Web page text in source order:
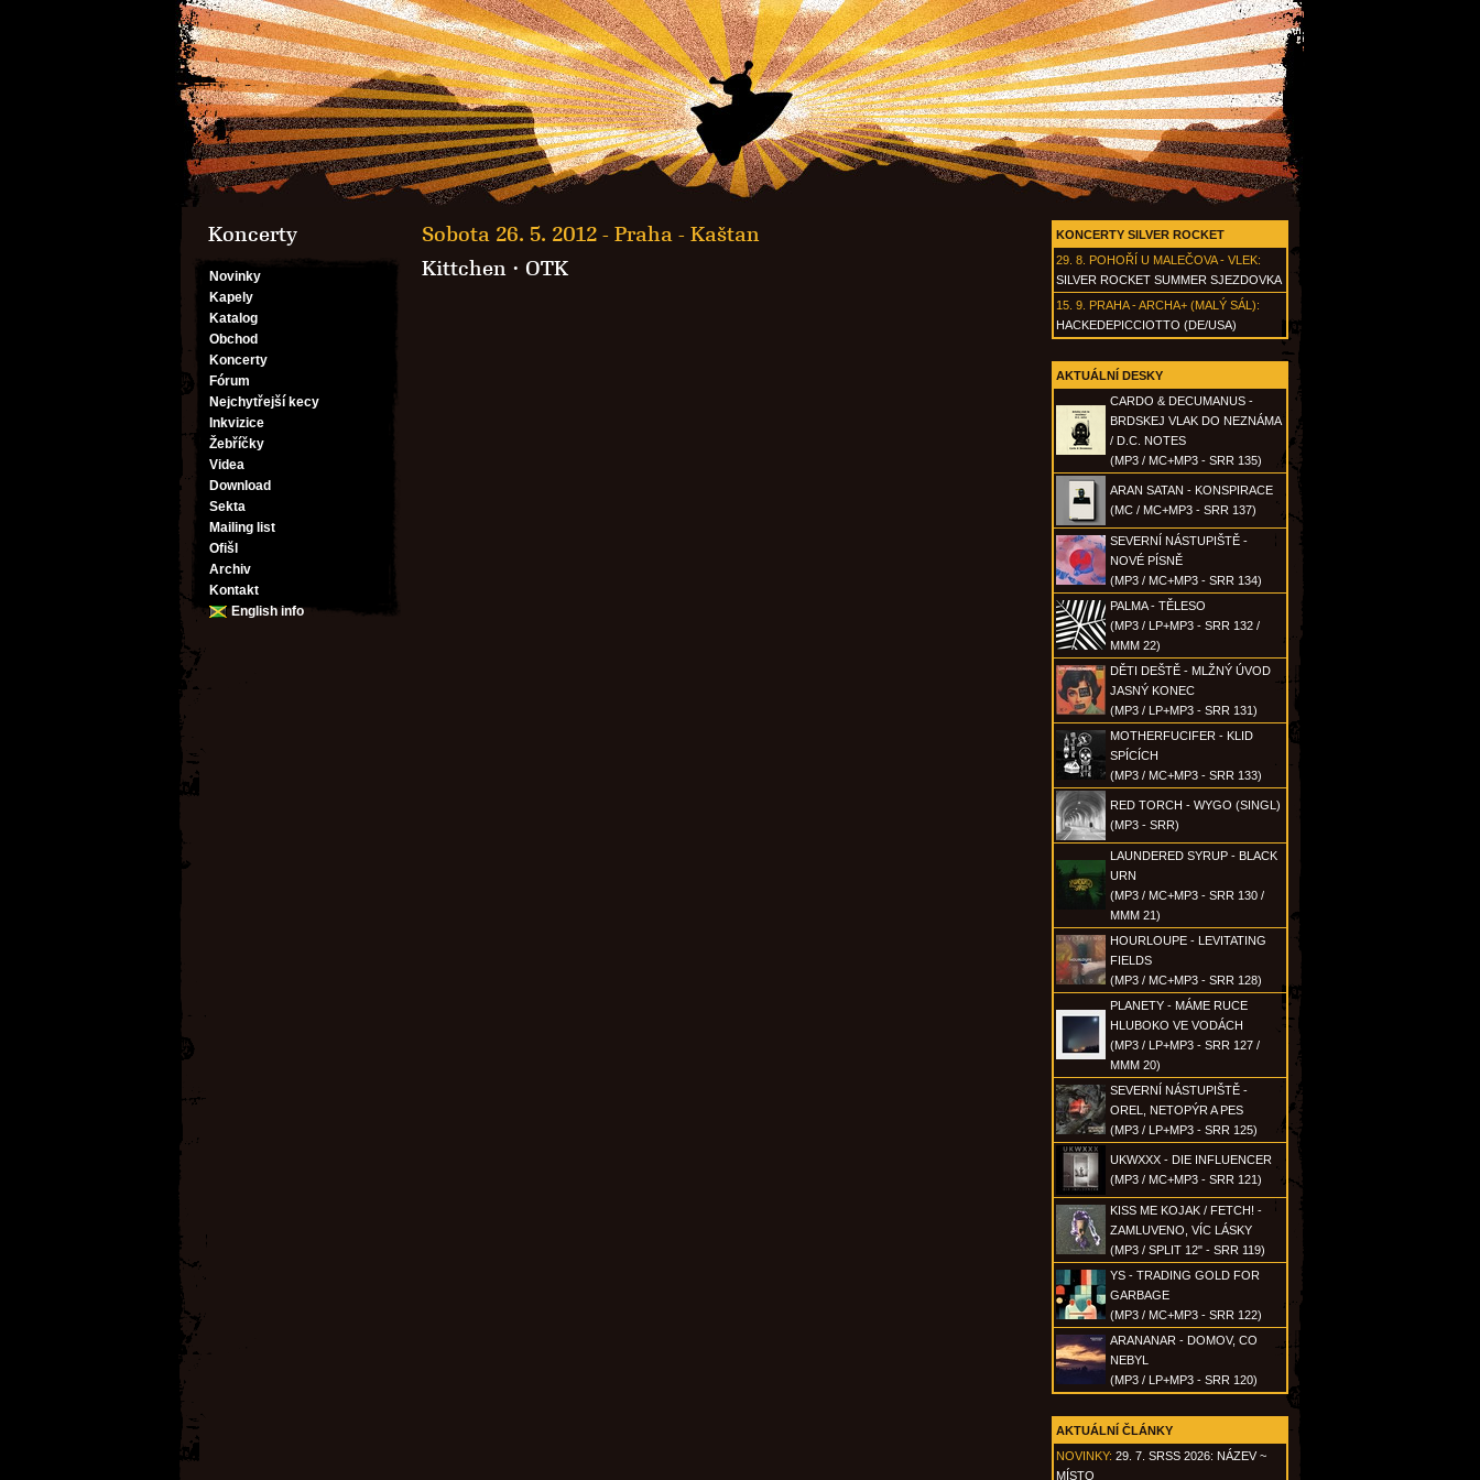
Koncerty
Novinky
Kapely
Katalog
Obchod
Koncerty
Fórum
Nejchytřejší kecy
Inkvizice
Žebříčky
Videa
Download
Sekta
Mailing list
Ofišl
Archiv
Kontakt
English info
KONCERTY SILVER ROCKET
29. 8. POHOŘÍ U MALEČOVA - VLEK:
SILVER ROCKET SUMMER SJEZDOVKA
15. 9. PRAHA - ARCHA+ (MALÝ SÁL):
HACKEDEPICCIOTTO (DE/USA)
AKTUÁLNÍ DESKY
CARDO & DECUMANUS -
BRDSKEJ VLAK DO NEZNÁMA
/ D.C. NOTES
(MP3 / MC+MP3 - SRR 135)
ARAN SATAN - KONSPIRACE
(MC / MC+MP3 - SRR 137)
SEVERNÍ NÁSTUPIŠTĚ -
NOVÉ PÍSNĚ
(MP3 / MC+MP3 - SRR 134)
PALMA - TĚLESO
(MP3 / LP+MP3 - SRR 132 /
MMM 22)
DĚTI DEŠTĚ - MLŽNÝ ÚVOD
JASNÝ KONEC
(MP3 / LP+MP3 - SRR 131)
MOTHERFUCIFER - KLID
SPÍCÍCH
(MP3 / MC+MP3 - SRR 133)
RED TORCH - WYGO (SINGL)
(MP3 - SRR)
LAUNDERED SYRUP - BLACK
URN
(MP3 / MC+MP3 - SRR 130 /
MMM 21)
HOURLOUPE - LEVITATING
FIELDS
(MP3 / MC+MP3 - SRR 128)
PLANETY - MÁME RUCE
HLUBOKO VE VODÁCH
(MP3 / LP+MP3 - SRR 127 /
MMM 20)
SEVERNÍ NÁSTUPIŠTĚ -
OREL, NETOPÝR A PES
(MP3 / LP+MP3 - SRR 125)
UKWXXX - DIE INFLUENCER
(MP3 / MC+MP3 - SRR 121)
KISS ME KOJAK / FETCH! -
ZAMLUVENO, VÍC LÁSKY
(MP3 / SPLIT 12" - SRR 119)
YS - TRADING GOLD FOR
GARBAGE
(MP3 / MC+MP3 - SRR 122)
ARANANAR - DOMOV, CO
NEBYL
(MP3 / LP+MP3 - SRR 120)
AKTUÁLNÍ ČLÁNKY
NOVINKY: 29. 7. SRSS 2026: NÁZEV ~
MÍSTO
Sobota 26. 5. 2012 - Praha - Kaštan
Kittchen · OTK